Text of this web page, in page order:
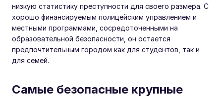
низкую статистику преступности для своего размера. С
хорошо финансируемым полицейским управлением и
местными программами, сосредоточенными на
образовательной безопасности, он остается
предпочтительным городом как для студентов, так и
для семей.
Самые безопасные крупные